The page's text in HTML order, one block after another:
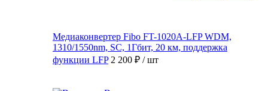
Медиаконвертер Fibo FT-1020A-LFP WDM,
1310/1550nm, SC, 1Гбит, 20 км, поддержка
функции LFP 2 200 ₽ / шт